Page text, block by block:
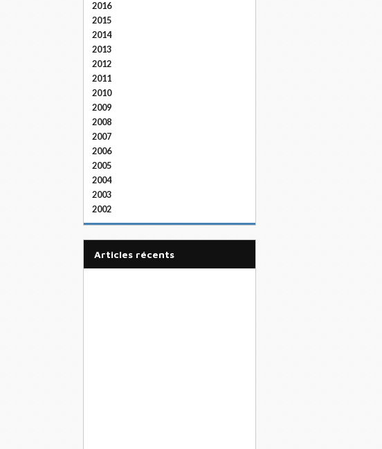
2016
2015
2014
2013
2012
2011
2010
2009
2008
2007
2006
2005
2004
2003
2002
articles récents